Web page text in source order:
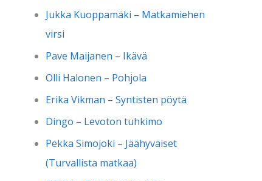
Jukka Kuoppamäki – Matkamiehen
virsi
Pave Maijanen – Ikävä
Olli Halonen – Pohjola
Erika Vikman – Syntisten pöytä
Dingo – Levoton tuhkimo
Pekka Simojoki – Jäähyväiset
(Turvallista matkaa)